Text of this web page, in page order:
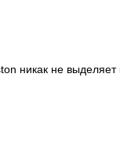
никак не